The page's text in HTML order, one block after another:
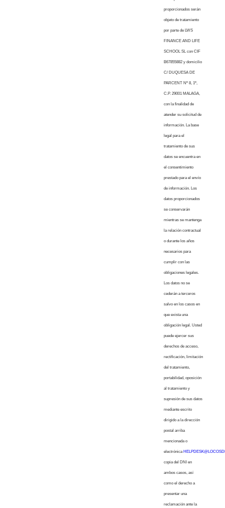
proporcionados serán
objeto de tratamiento
por parte de LWS
FINANCE AND LIFE
SCHOOL SL con CIF
B67855882 y domicilio
C/ DUQUESA DE
PARCENT Nº 8, 1º,
C.P. 29001 MALAGA,
con la finalidad de
atender su solicitud de
información. La base
legal para el
tratamiento de sus
datos se encuentra en
el consentimiento
prestado para el envío
de información. Los
datos proporcionados
se conservarán
mientras se mantenga
la relación contractual
o durante los años
necesarios para
cumplir con las
obligaciones legales.
Los datos no se
cederán a terceros
salvo en los casos en
que exista una
obligación legal. Usted
puede ejercer sus
derechos de acceso,
rectificación, limitación
del tratamiento,
portabilidad, oposición
al tratamiento y
supresión de sus datos
mediante escrito
dirigido a la dirección
postal arriba
mencionada o
electrónica
copia del DNI en
ambos casos, así
como el derecho a
presentar una
reclamación ante la